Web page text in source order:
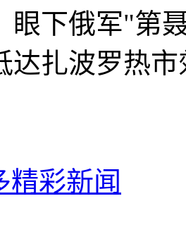
眼下俄军"第
达扎波罗热
精彩新闻